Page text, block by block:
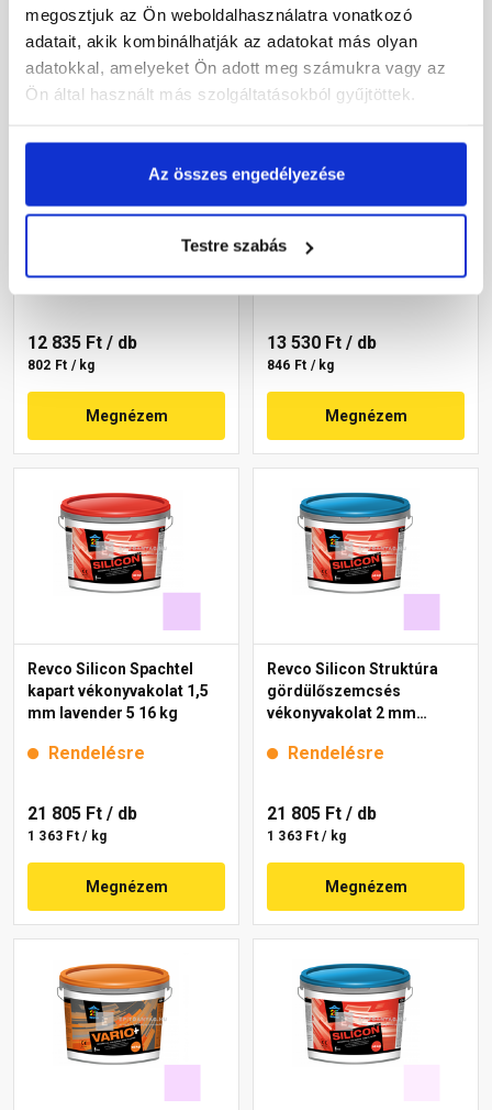
megosztjuk az Ön weboldalhasználatra vonatkozó
adatait, akik kombinálhatják az adatokat más olyan
adatokkal, amelyeket Ön adott meg számukra vagy az
Ön által használt más szolgáltatásokból gyűjtöttek.
Az összes engedélyezése
Testre szabás
Revco Vario+ Struktúra
gördülőszemcsés
Gyártói készleten
12 835 Ft / db
802 Ft / kg
Megnézem
kapart vékonyvakolat 1
mm lavender 2 16 kg
Gyártói készleten
13 530 Ft / db
846 Ft / kg
Megnézem
Revco Silicon Spachtel
kapart vékonyvakolat 1,5
mm lavender 5 16 kg
Rendelésre
21 805 Ft / db
1 363 Ft / kg
Megnézem
Revco Silicon Struktúra
gördülőszemcsés
vékonyvakolat 2 mm
Rendelésre
21 805 Ft / db
1 363 Ft / kg
Megnézem